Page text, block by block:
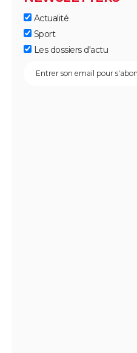
Actualité
Sport
Les dossiers d'actu